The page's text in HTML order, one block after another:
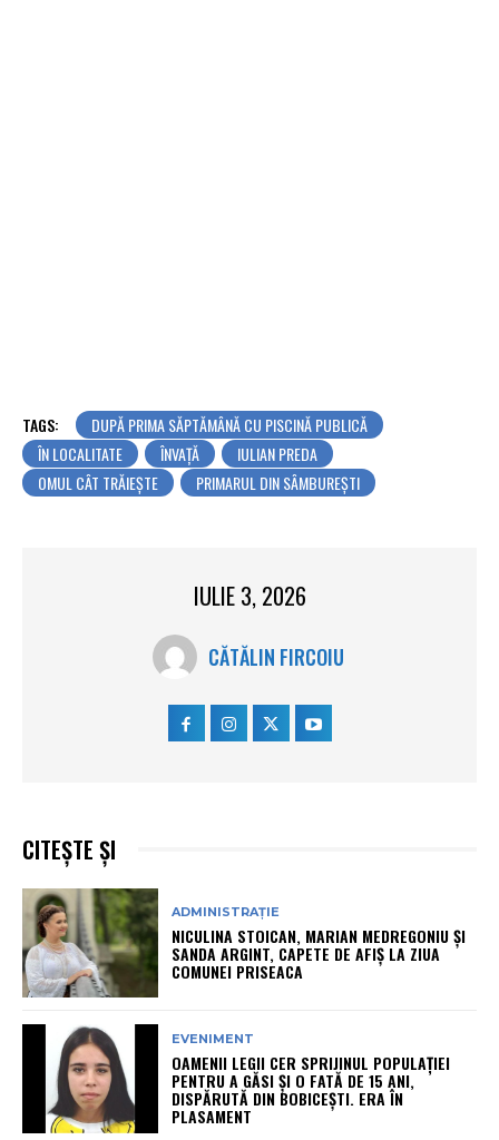
TAGS:
DUPĂ PRIMA SĂPTĂMÂNĂ CU PISCINĂ PUBLICĂ
ÎN LOCALITATE
ÎNVAȚĂ
IULIAN PREDA
OMUL CÂT TRĂIEȘTE
PRIMARUL DIN SÂMBUREȘTI
IULIE 3, 2026
CĂTĂLIN FIRCOIU
CITEȘTE ȘI
ADMINISTRAȚIE
NICULINA STOICAN, MARIAN MEDREGONIU ȘI
SANDA ARGINT, CAPETE DE AFIȘ LA ZIUA
COMUNEI PRISEACA
EVENIMENT
OAMENII LEGII CER SPRIJINUL POPULAȚIEI
PENTRU A GĂSI ȘI O FATĂ DE 15 ANI,
DISPĂRUTĂ DIN BOBICEȘTI. ERA ÎN
PLASAMENT